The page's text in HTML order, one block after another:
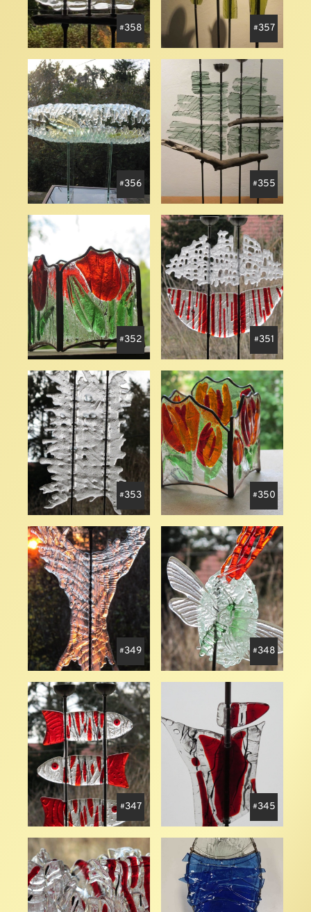
358 357
356 355
352 351
353 350
349 348
347 345